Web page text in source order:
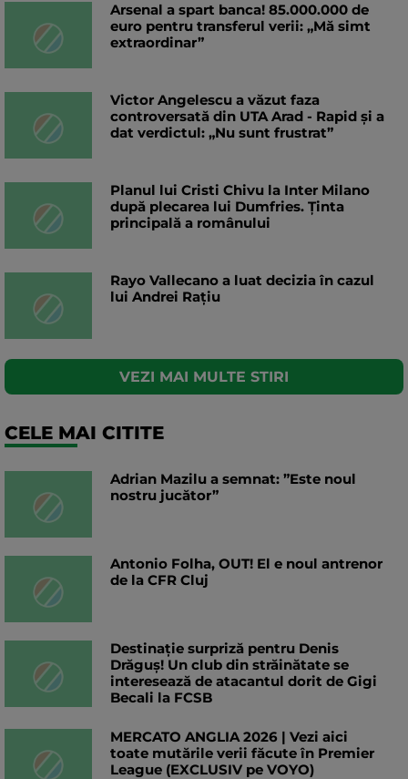
Arsenal a spart banca! 85.000.000 de
euro pentru transferul verii: „Mă simt
extraordinar”
Victor Angelescu a văzut faza
controversată din UTA Arad - Rapid și a
dat verdictul: „Nu sunt frustrat”
Planul lui Cristi Chivu la Inter Milano
după plecarea lui Dumfries. Ținta
principală a românului
Rayo Vallecano a luat decizia în cazul
lui Andrei Rațiu
VEZI MAI MULTE STIRI
CELE MAI CITITE
Adrian Mazilu a semnat: ”Este noul
nostru jucător”
Antonio Folha, OUT! El e noul antrenor
de la CFR Cluj
Destinație surpriză pentru Denis
Drăguș! Un club din străinătate se
interesează de atacantul dorit de Gigi
Becali la FCSB
MERCATO ANGLIA 2026 | Vezi aici
toate mutările verii făcute în Premier
League (EXCLUSIV pe VOYO)